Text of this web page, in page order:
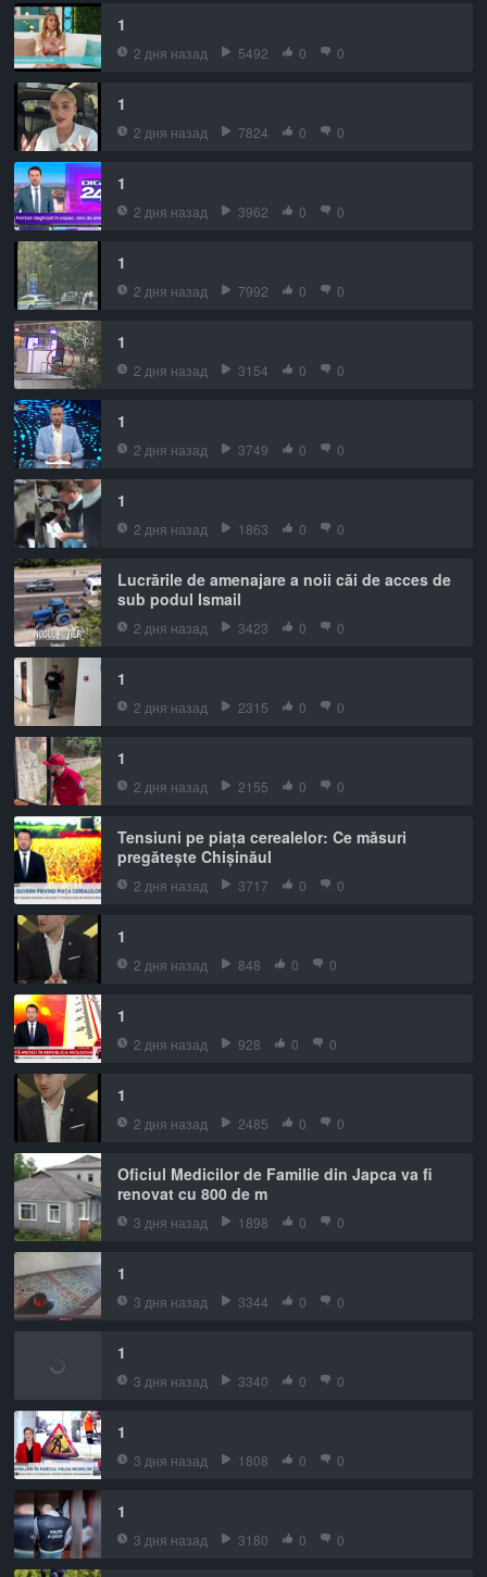
1
2 дня назад 5492 0 0
1
2 дня назад 7824 0 0
1
2 дня назад 3962 0 0
1
2 дня назад 7992 0 0
1
2 дня назад 3154 0 0
1
2 дня назад 3749 0 0
1
2 дня назад 1863 0 0
Lucrările de amenajare a noii căi de acces de
sub podul Ismail
2 дня назад 3423 0 0
1
2 дня назад 2315 0 0
1
2 дня назад 2155 0 0
Tensiuni pe piața cerealelor: Ce măsuri
pregătește Chișinăul
2 дня назад 3717 0 0
1
2 дня назад 848 0 0
1
2 дня назад 928 0 0
1
2 дня назад 2485 0 0
Oficiul Medicilor de Familie din Japca va fi
renovat cu 800 de m
3 дня назад 1898 0 0
1
3 дня назад 3344 0 0
1
3 дня назад 3340 0 0
1
3 дня назад 1808 0 0
1
3 дня назад 3180 0 0